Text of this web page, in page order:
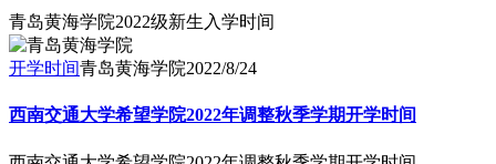
青岛黄海学院2022级新生入学时间
开学时间青岛黄海学院2022/8/24
西南交通大学希望学院2022年调整秋季学期开学时间